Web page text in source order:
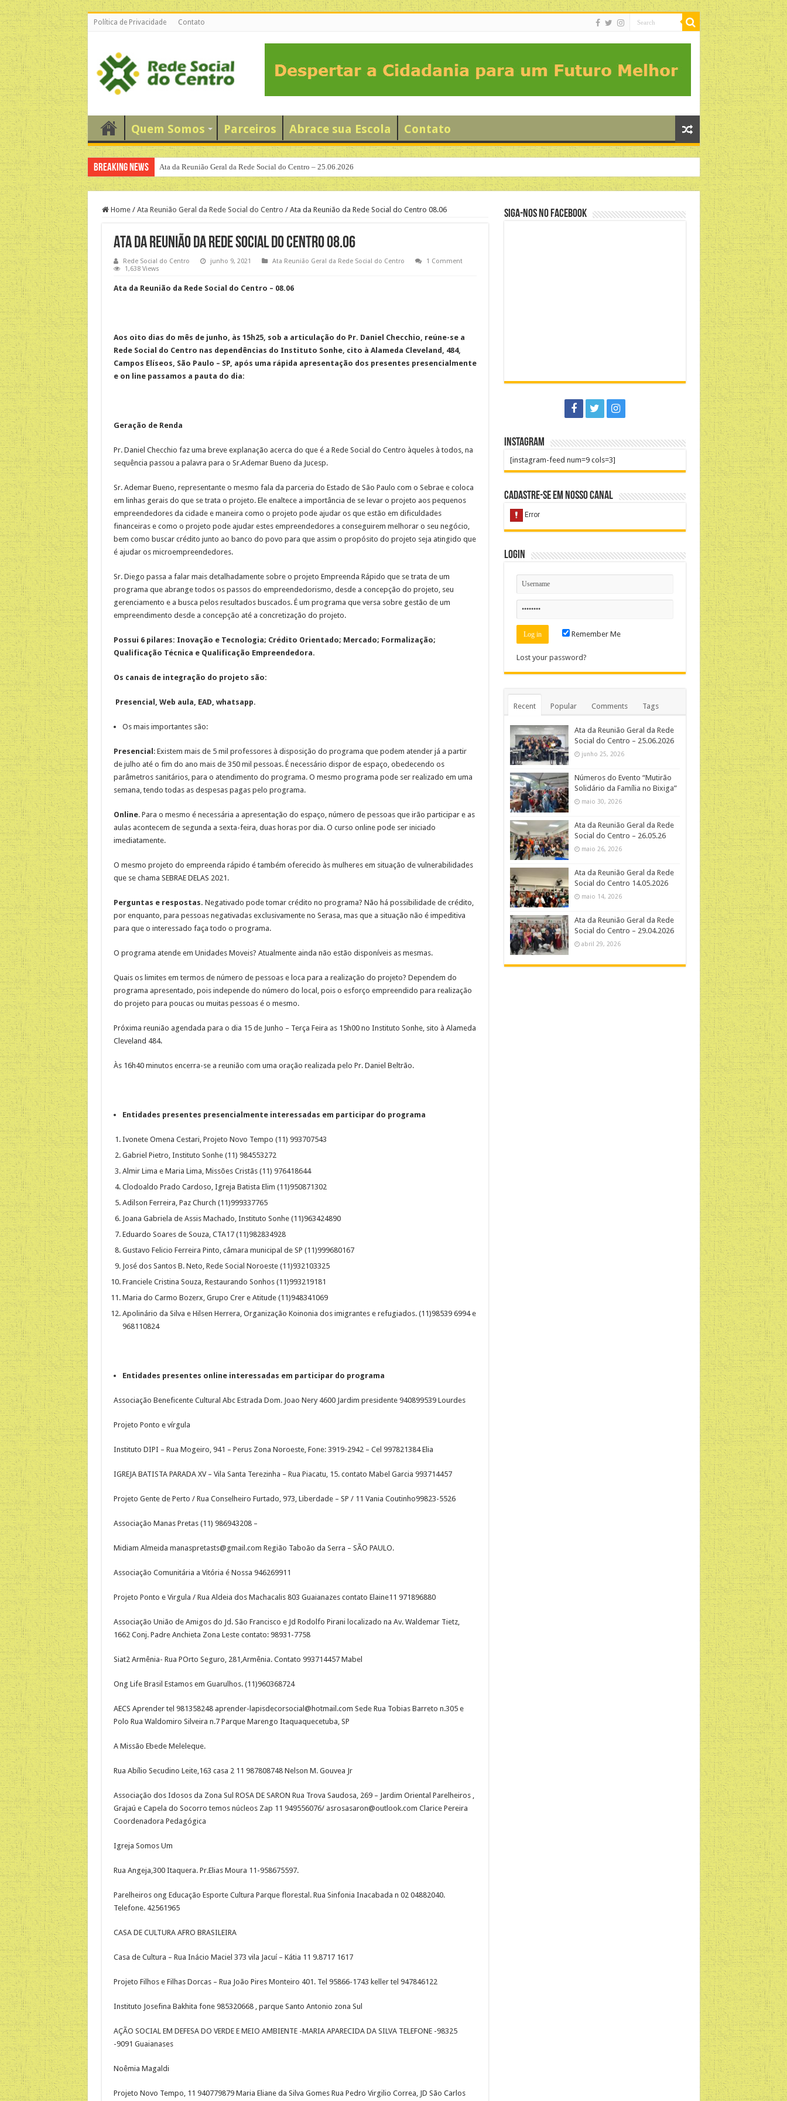
Política de Privacidade Contato
Quem Somos Parceiros Abrace sua Escola Contato
Breaking News Ata da Reunião Geral da Rede Social do Centro – 25.06.2026
Números do Evento “Mutirão Solidário da Família no Bixiga”
Home / Ata Reunião Geral da Rede Social do Centro / Ata da Reunião da Rede Social do Centro 08.06
Ata da Reunião da Rede Social do Centro 08.06
Rede Social do Centro junho 9, 2021 Ata Reunião Geral da Rede Social do Centro
1 Comment
1,638 Views
Ata da Reunião da Rede Social do Centro – 08.06
Aos oito dias do mês de junho, às 15h25, sob a articulação do Pr. Daniel Checchio, reúne-se a
Rede Social do Centro nas dependências do Instituto Sonhe, cito à Alameda Cleveland, 484,
Campos Elíseos, São Paulo – SP, após uma rápida apresentação dos presentes presencialmente
e on line passamos a pauta do dia:
Geração de Renda
Pr. Daniel Checchio faz uma breve explanação acerca do que é a Rede Social do Centro àqueles à todos, na
sequência passou a palavra para o Sr.Ademar Bueno da Jucesp.
Sr. Ademar Bueno, representante o mesmo fala da parceria do Estado de São Paulo com o Sebrae e coloca
em linhas gerais do que se trata o projeto. Ele enaltece a importância de se levar o projeto aos pequenos
empreendedores da cidade e maneira como o projeto pode ajudar os que estão em dificuldades
financeiras e como o projeto pode ajudar estes empreendedores a conseguirem melhorar o seu negócio,
bem como buscar crédito junto ao banco do povo para que assim o propósito do projeto seja atingido que
é ajudar os microempreendedores.
Sr. Diego passa a falar mais detalhadamente sobre o projeto Empreenda Rápido que se trata de um
programa que abrange todos os passos do empreendedorismo, desde a concepção do projeto, seu
gerenciamento e a busca pelos resultados buscados. É um programa que versa sobre gestão de um
empreendimento desde a concepção até a concretização do projeto.
Possui 6 pilares: Inovação e Tecnologia; Crédito Orientado; Mercado; Formalização;
Qualificação Técnica e Qualificação Empreendedora.
Os canais de integração do projeto são:
Presencial, Web aula, EAD, whatsapp.
Os mais importantes são:
Presencial: Existem mais de 5 mil professores à disposição do programa que podem atender já a partir
de julho até o fim do ano mais de 350 mil pessoas. É necessário dispor de espaço, obedecendo os
parâmetros sanitários, para o atendimento do programa. O mesmo programa pode ser realizado em uma
semana, tendo todas as despesas pagas pelo programa.
Online. Para o mesmo é necessária a apresentação do espaço, número de pessoas que irão participar e as
aulas acontecem de segunda a sexta-feira, duas horas por dia. O curso online pode ser iniciado
imediatamente.
O mesmo projeto do empreenda rápido é também oferecido às mulheres em situação de vulnerabilidades
que se chama SEBRAE DELAS 2021.
Perguntas e respostas. Negativado pode tomar crédito no programa? Não há possibilidade de crédito,
por enquanto, para pessoas negativadas exclusivamente no Serasa, mas que a situação não é impeditiva
para que o interessado faça todo o programa.
O programa atende em Unidades Moveis? Atualmente ainda não estão disponíveis as mesmas.
Quais os limites em termos de número de pessoas e loca para a realização do projeto? Dependem do
programa apresentado, pois independe do número do local, pois o esforço empreendido para realização
do projeto para poucas ou muitas pessoas é o mesmo.
Próxima reunião agendada para o dia 15 de Junho – Terça Feira as 15h00 no Instituto Sonhe, sito à Alameda
Cleveland 484.
Às 16h40 minutos encerra-se a reunião com uma oração realizada pelo Pr. Daniel Beltrão.
Entidades presentes presencialmente interessadas em participar do programa
Ivonete Omena Cestari, Projeto Novo Tempo (11) 993707543
Gabriel Pietro, Instituto Sonhe (11) 984553272
Almir Lima e Maria Lima, Missões Cristãs (11) 976418644
Clodoaldo Prado Cardoso, Igreja Batista Elim (11)950871302
Adilson Ferreira, Paz Church (11)999337765
Joana Gabriela de Assis Machado, Instituto Sonhe (11)963424890
Eduardo Soares de Souza, CTA17 (11)982834928
Gustavo Felicio Ferreira Pinto, câmara municipal de SP (11)999680167
José dos Santos B. Neto, Rede Social Noroeste (11)932103325
Franciele Cristina Souza, Restaurando Sonhos (11)993219181
Maria do Carmo Bozerx, Grupo Crer e Atitude (11)948341069
Apolinário da Silva e Hilsen Herrera, Organização Koinonia dos imigrantes e refugiados. (11)98539 6994 e
968110824
Entidades presentes online interessadas em participar do programa
Associação Beneficente Cultural Abc Estrada Dom. Joao Nery 4600 Jardim presidente 940899539 Lourdes
Projeto Ponto e vírgula
Instituto DIPI – Rua Mogeiro, 941 – Perus Zona Noroeste, Fone: 3919-2942 – Cel 997821384 Elia
IGREJA BATISTA PARADA XV – Vila Santa Terezinha – Rua Piacatu, 15. contato Mabel Garcia 993714457
Projeto Gente de Perto / Rua Conselheiro Furtado, 973, Liberdade – SP / 11 Vania Coutinho99823-5526
Associação Manas Pretas (11) 986943208 –
Midiam Almeida manaspretasts@gmail.com Região Taboão da Serra – SÃO PAULO.
Associação Comunitária a Vitória é Nossa 946269911
Projeto Ponto e Virgula / Rua Aldeia dos Machacalis 803 Guaianazes contato Elaine11 971896880
Associação União de Amigos do Jd. São Francisco e Jd Rodolfo Pirani localizado na Av. Waldemar Tietz,
1662 Conj. Padre Anchieta Zona Leste contato: 98931-7758
Siat2 Armênia- Rua POrto Seguro, 281,Armênia. Contato 993714457 Mabel
Ong Life Brasil Estamos em Guarulhos. (11)960368724
AECS Aprender tel 981358248 aprender-lapisdecorsocial@hotmail.com Sede Rua Tobias Barreto n.305 e
Polo Rua Waldomiro Silveira n.7 Parque Marengo Itaquaquecetuba, SP
A Missão Ebede Meleleque.
Rua Abílio Secudino Leite,163 casa 2 11 987808748 Nelson M. Gouvea Jr
Associação dos Idosos da Zona Sul ROSA DE SARON Rua Trova Saudosa, 269 – Jardim Oriental Parelheiros ,
Grajaú e Capela do Socorro temos núcleos Zap 11 949556076/ asrosasaron@outlook.com Clarice Pereira
Coordenadora Pedagógica
Igreja Somos Um
Rua Angeja,300 Itaquera. Pr.Elias Moura 11-958675597.
Parelheiros ong Educação Esporte Cultura Parque florestal. Rua Sinfonia Inacabada n 02 04882040.
Telefone. 42561965
CASA DE CULTURA AFRO BRASILEIRA
Casa de Cultura – Rua Inácio Maciel 373 vila Jacuí – Kátia 11 9.8717 1617
Projeto Filhos e Filhas Dorcas – Rua João Pires Monteiro 401. Tel 95866-1743 keller tel 947846122
Instituto Josefina Bakhita fone 985320668 , parque Santo Antonio zona Sul
AÇÃO SOCIAL EM DEFESA DO VERDE E MEIO AMBIENTE -MARIA APARECIDA DA SILVA TELEFONE -98325
-9091 Guaianases
Noêmia Magaldi
Projeto Novo Tempo, 11 940779879 Maria Eliane da Silva Gomes Rua Pedro Virgilio Correa, JD São Carlos
Siga-nos no Facebook
Instagram
[instagram-feed num=9 cols=3]
Cadastre-se em nosso Canal
Login
Remember Me
Lost your password?
Recent Popular Comments Tags
Ata da Reunião Geral da Rede
Social do Centro – 25.06.2026
junho 25, 2026
Números do Evento “Mutirão
Solidário da Família no Bixiga”
maio 30, 2026
Ata da Reunião Geral da Rede
Social do Centro – 26.05.26
maio 26, 2026
Ata da Reunião Geral da Rede
Social do Centro 14.05.2026
maio 14, 2026
Ata da Reunião Geral da Rede
Social do Centro – 29.04.2026
abril 29, 2026